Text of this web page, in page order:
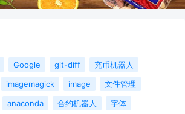
Google git-diff
充币机器人
imagemagick image
文件管理
anaconda 合约机器人
字体